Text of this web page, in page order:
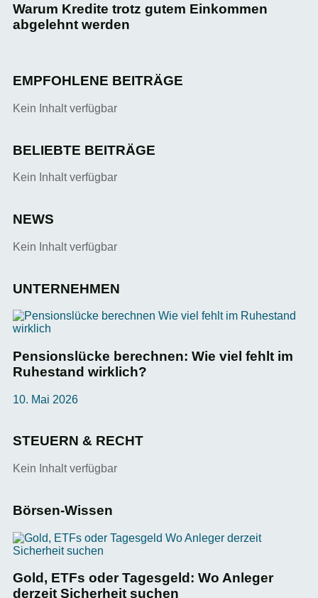
Warum Kredite trotz gutem Einkommen
abgelehnt werden
EMPFOHLENE BEITRÄGE
Kein Inhalt verfügbar
BELIEBTE BEITRÄGE
Kein Inhalt verfügbar
NEWS
Kein Inhalt verfügbar
UNTERNEHMEN
Pensionslücke berechnen: Wie viel fehlt im
Ruhestand wirklich?
10. Mai 2026
STEUERN & RECHT
Kein Inhalt verfügbar
Börsen-Wissen
Gold, ETFs oder Tagesgeld: Wo Anleger
derzeit Sicherheit suchen